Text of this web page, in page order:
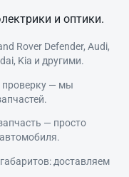
и оптики.
Rover Defender, Audi,
Kia и другими.
проверку — мы
— просто
доставляем